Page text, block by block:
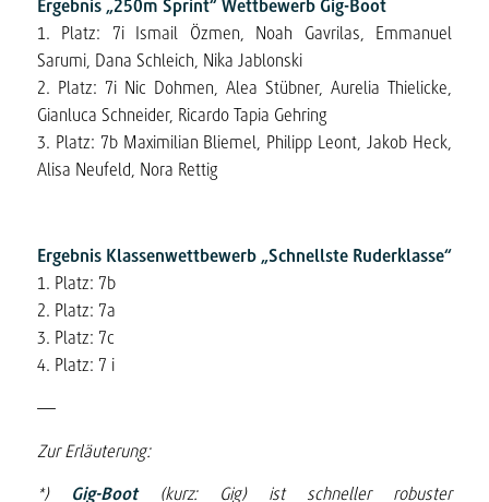
Ergebnis „250m Sprint“ WettbewerbGig-Boot
1. Platz: 7i Ismail Özmen, Noah Gavrilas, Emmanuel
Sarumi, Dana Schleich, Nika Jablonski
2. Platz: 7i Nic Dohmen, Alea Stübner, Aurelia Thielicke,
Gianluca Schneider, Ricardo Tapia Gehring
3. Platz: 7b Maximilian Bliemel, Philipp Leont, Jakob Heck,
Alisa Neufeld, Nora Rettig
Ergebnis Klassenwettbewerb „Schnellste Ruderklasse“
1. Platz: 7b
2. Platz: 7a
3. Platz: 7c
4. Platz: 7 i
—
Zur Erläuterung:
*) Gig-Boot(kurz: Gig) ist schneller robuster